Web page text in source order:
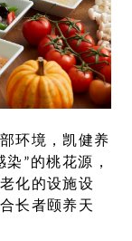
环境，凯健养
染 ”的桃花源，
化的设施设
长者颐养天